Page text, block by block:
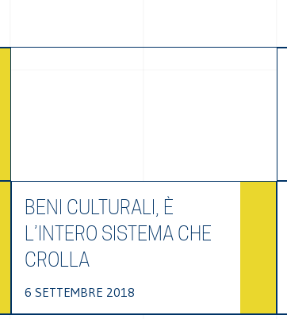
BENI CULTURALI, È
L’INTERO SISTEMA CHE
CROLLA
6 SETTEMBRE 2018